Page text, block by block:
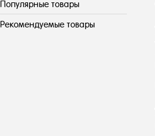
Популярные товары
Рекомендуемые товары